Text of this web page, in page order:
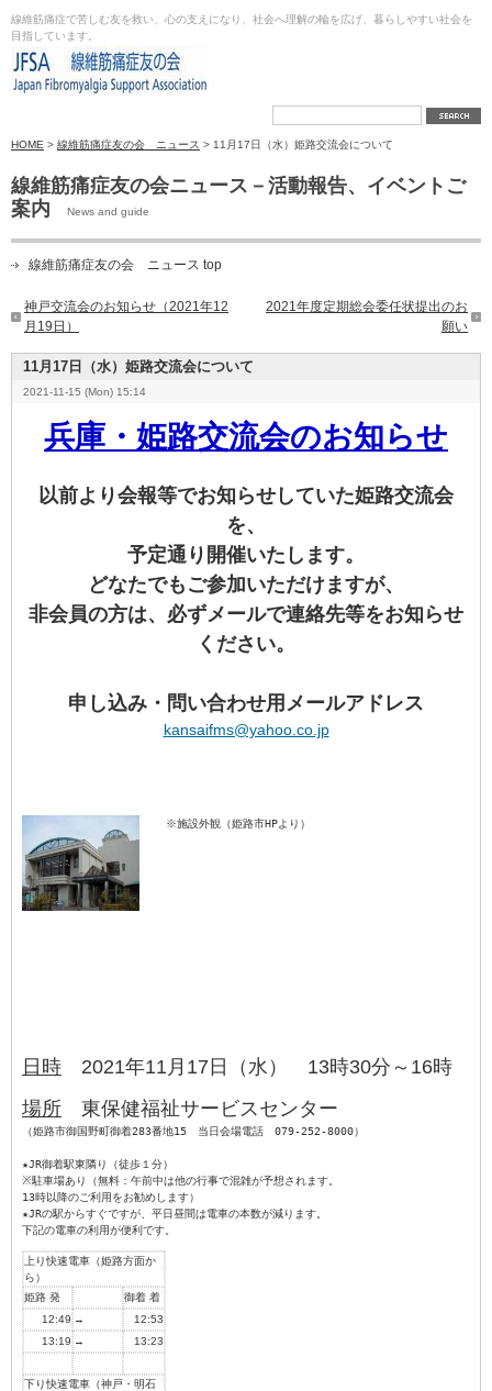
線維筋痛症で苦しむ友を救い、心の支えになり、社会へ理解の輪を広げ、暮らしやすい社会を
目指しています。
HOME > 線維筋痛症友の会 ニュース > 11月17日（水）姫路交流会について
線維筋痛症友の会ニュース－活動報告、イベントご
案内
News and guide
線維筋痛症友の会 ニュース top
神戸交流会のお知らせ（2021年12
月19日）
2021年度定期総会委任状提出のお
願い
11月17日（水）姫路交流会について
2021-11-15 (Mon) 15:14
兵庫・姫路交流会のお知らせ
以前より会報等でお知らせしていた姫路交流会
を、
予定通り開催いたします。
どなたでもご参加いただけますが、
非会員の方は、必ずメールで連絡先等をお知らせ
ください。
申し込み・問い合わせ用メールアドレス
kansaifms@yahoo.co.jp
    ※施設外観（姫路市HPより）
日時 2021年11月17日（水） 13時30分～16時
場所
（姫路市御国野町御着283番地15　当日会場電話　079-252-8000）
★JR御着駅東隣り（徒歩１分）
※駐車場あり（無料：午前中は他の行事で混雑が予想されます。
13時以降のご利用をお勧めします）
★JRの駅からすぐですが、平日昼間は電車の本数が減ります。
上り快速電車（姫路方面か
ら）
姫路 発
御着 着
12:49 →
12:53
13:19 → 13:23
下り快速電車（神戸・明石